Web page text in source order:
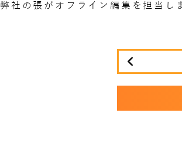
弊社の張がオフライン編集を担当し